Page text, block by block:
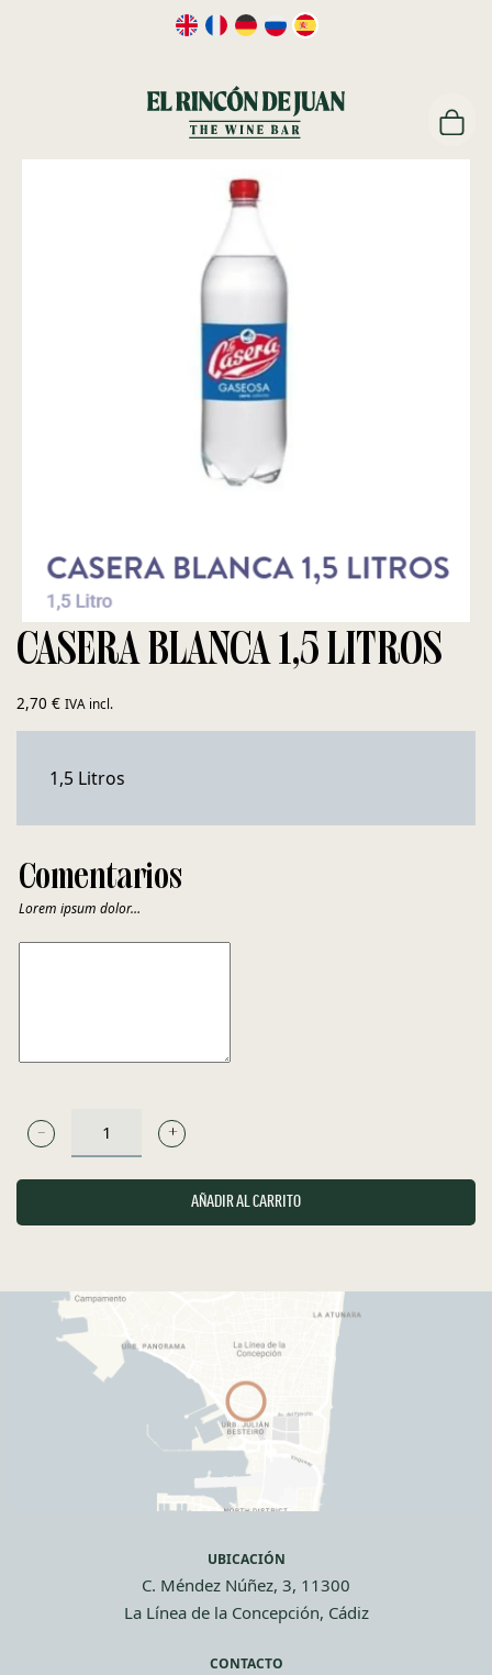
CASERA BLANCA 1,5 LITROS
2,70 € IVA incl.
1,5 Litros
Comentarios
Lorem ipsum dolor…
CASERA
1,5
CANTIDAD
AÑADIR AL CARRITO
UBICACIÓN
C. Méndez Núñez, 3, 11300
La Línea de la Concepción, Cádiz
CONTACTO